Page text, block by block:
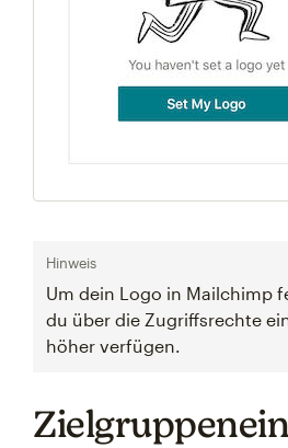
Hinweis
Um dein Logo in Mailchimp
du über die Zugriffsrechte
höher verfügen.